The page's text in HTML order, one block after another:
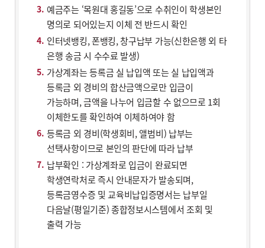
예금주는 ‘목원대 홍길동’으로 수취인이 학생본인
명의로 되어있는지 이체 전 반드시 확인
인터넷뱅킹, 폰뱅킹, 창구납부 가능(신한은행 외 타
은행 송금 시 수수료 발생)
가상계좌는 등록금 실 납입액 또는 실 납입액과
등록금 외 경비의 합산금액으로만 입금이
가능하며, 금액을 나누어 입금할 수 없으므로 1회
이체한도를 확인하여 이체하여야 함
등록금 외 경비(학생회비, 앨범비) 납부는
선택사항이므로 본인의 판단에 따라 납부
납부확인 : 가상계좌로 입금이 완료되면
학생연락처로 즉시 안내문자가 발송되며,
등록금영수증 및 교육비납입증명서는 납부일
다음날(평일기준) 종합정보시스템에서 조회 및
출력 가능